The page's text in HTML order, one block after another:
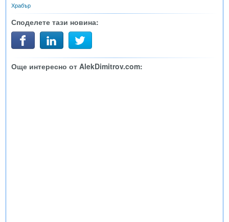
Храбър
Споделете тази новина:
Още интересно от AlekDimitrov.com: